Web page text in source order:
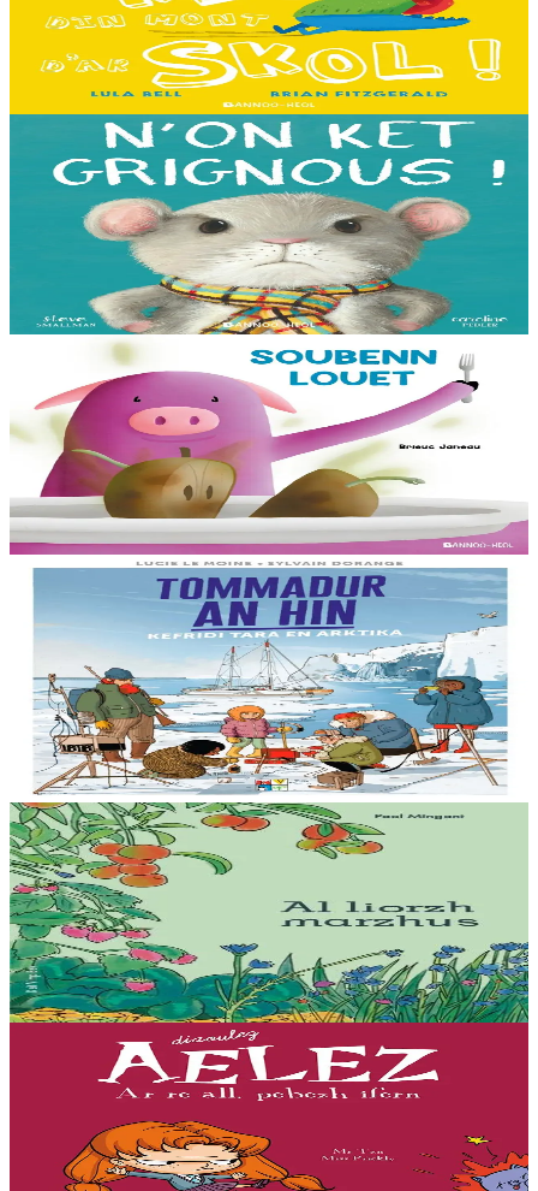
C'est le premier jour d'école des Souris et des Dinosaures. Ils n'ont
pas envie d'y aller. Mais quand les cours commencent, une très
grande surprise les attend…...
13,00 €
Bannoù-heol
I'm not grumpy!
À la lisière de la forêt vit une petite souris. C'est la souris la plus
grognonne et la plus hargneuse des environs, jusqu'à sa rencontre
avec un petit blaireau...
En stock13,00 €
Soubenn louet
Rozig prépare avec attention une soupe pour ses amis. Un invité
surprise va-t-il gâcher la fête ? Cet album mêlant humour et suspense
permettra aussi...
En stock8,00 €
8 ans et plus
Bannoù-heol
Le réchauffement climatique : Mission Tara en
Arctique
Billy connaît bien la mer et le réchauffement climatique : sa maman
étudie la fonte des glaces à bord d’un voilier scientifique, la goélette
Tara....
En stock15,00 €
15 ans et plus
Bannoù-heol
Al liorzh marzhus
Comment créer son potager ? Comment entretenir son jardin et
favoriser la biodiversité ? Des conseils jardinage initialement parus
dans la revue Ya!...
En stock18,00 €
L'enfer, c'est les autres
« Que ce soit pour faire enrager mes parents, torturer mon stupide
chat, lutter contre Jade et ses copines ou briser le coeur de